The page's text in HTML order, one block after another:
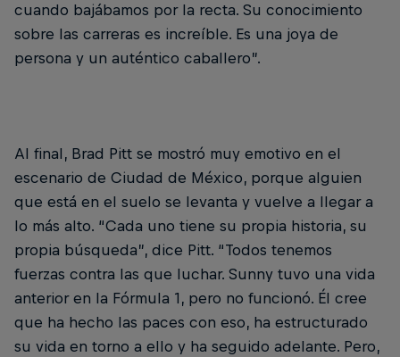
cuando bajábamos por la recta. Su conocimiento
sobre las carreras es increíble. Es una joya de
persona y un auténtico caballero”.
Al final, Brad Pitt se mostró muy emotivo en el
escenario de Ciudad de México, porque alguien
que está en el suelo se levanta y vuelve a llegar a
lo más alto. “Cada uno tiene su propia historia, su
propia búsqueda”, dice Pitt. “Todos tenemos
fuerzas contra las que luchar. Sunny tuvo una vida
anterior en la Fórmula 1, pero no funcionó. Él cree
que ha hecho las paces con eso, ha estructurado
su vida en torno a ello y ha seguido adelante. Pero,